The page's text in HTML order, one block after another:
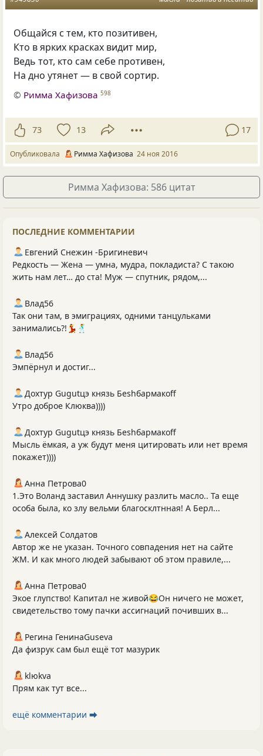
Общайся с тем, кто позитивен,
Кто в ярких красках видит мир,
Ведь тот, кто сам себе противен,
На дно утянет — в свой сортир.
© Римма Хафизова 598
73 13 17
Опубликовала Римма Хафизова 24 ноя 2016
Римма Хафизова: 586 цитат
ПОСЛЕДНИЕ КОММЕНТАРИИ
Евгений Снежин -Бригиневич
Редкость — Жена — умна, мудра, покладиста? С такою
жить нам лет… до ста! Муж — спутник, рядом,...
Влад56
Так они там, в эмиграциях, одними танцульками
занимались?!💃🕺
Влад56
Эмпёрнул и достиг...
Дохтур Gugutцэ князь Беshбармакоff
Утро доброе Клюква))))
Дохтур Gugutцэ князь Беshбармакоff
Мысль ёмкая, а уж будут меня цитировать или нет время
покажет))))
Анна Петрова0
1.Это Воланд заставил Аннушку разлить масло.. Та еще
особа была, ко злу вельми благосклтнная! А Берл...
Алексей Солдатов
Автор же не указан. Точного совпадения нет на сайте
ЖМ. И как много людей забывают об этом правиле,...
Анна Петрова0
Экое глупство! Капитал не живой😂Он ничего не может,
свидетельство тому пачки ассигнаций почивших в...
Регина ГенинаGuseva
Да физрук сам был ещё тот мазурик
klюkva
Прям как тут все...
ещё комментарии ⮕